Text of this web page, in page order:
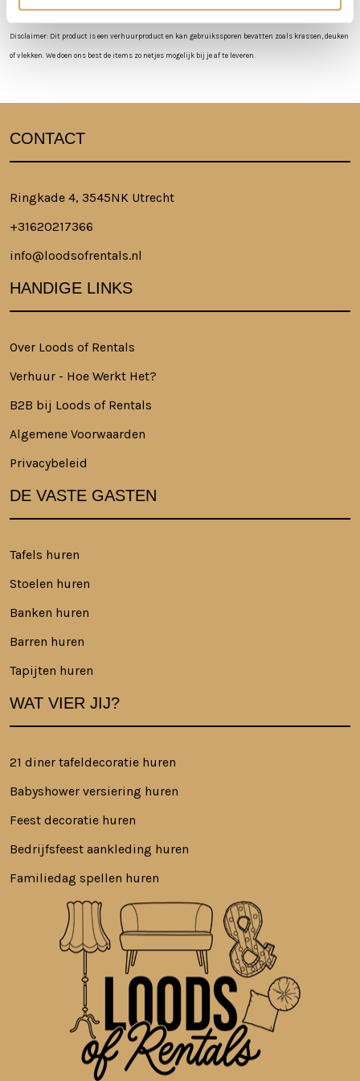
Disclaimer: Dit product is een verhuurproduct en kan gebruikssporen bevatten zoals krassen, deuken
of vlekken. We doen ons best de items zo netjes mogelijk bij je af te leveren.
CONTACT
Ringkade 4, 3545NK Utrecht
+31620217366
info@loodsofrentals.nl
HANDIGE LINKS
Over Loods of Rentals
Verhuur - Hoe Werkt Het?
B2B bij Loods of Rentals
Algemene Voorwaarden
Privacybeleid
DE VASTE GASTEN
Tafels huren
Stoelen huren
Banken huren
Barren huren
Tapijten huren
WAT VIER JIJ?
21 diner tafeldecoratie huren
Babyshower versiering huren
Feest decoratie huren
Bedrijfsfeest aankleding huren
Familiedag spellen huren